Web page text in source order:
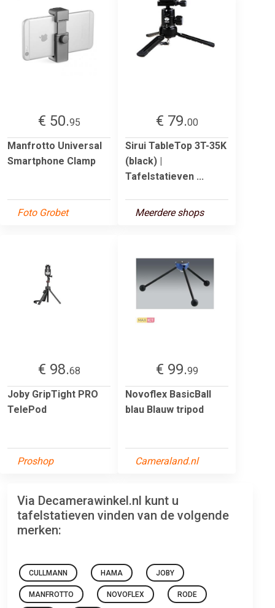
€ 50.95
Manfrotto Universal
Smartphone Clamp
Foto Grobet
€ 79.00
Sirui TableTop 3T-35K
(black) |
Tafelstatieven ...
Meerdere shops
€ 98.68
Joby GripTight PRO
TelePod
Proshop
€ 99.99
Novoflex BasicBall
blau Blauw tripod
Cameraland.nl
Via Decamerawinkel.nl kunt u
tafelstatieven vinden van de volgende
merken:
CULLMANN HAMA JOBY
MANFROTTO NOVOFLEX RODE